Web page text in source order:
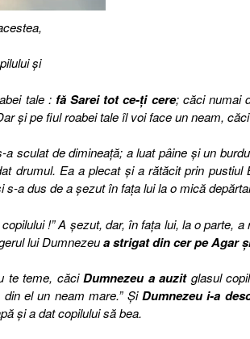
şi
tale :fă Sarei tot ce-ţi cere; căci numai
şi pe fiul roabei tale îl voi face un neam,
a sculat de dimineaţă; a luat pâine şi un
drumul. Ea a plecat şi a rătăcit prin
s-a dus de a şezut în faţa lui la o mică
!” A şezut, dar, în faţa lui, la o parte,
lui Dumnezeua strigat din cer pe Agar
te teme, căciDumnezeu a auzitglasul
el un neam mare.” ŞiDumnezeu i-a
şi a dat copilului să bea.